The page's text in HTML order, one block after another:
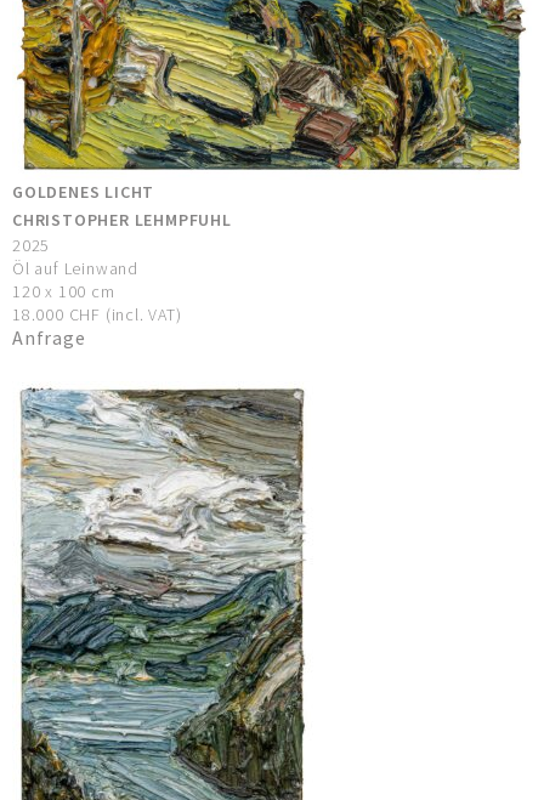
GOLDENES LICHT
CHRISTOPHER LEHMPFUHL
2025
Öl auf Leinwand
120 x 100 cm
18.000 CHF (incl. VAT)
Anfrage